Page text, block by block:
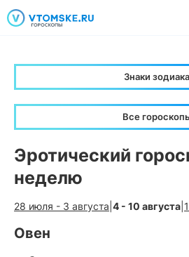
Знаки зодиака
Эротический
неделю
28 июля - 3 августа 4 - 10 августа
Овен
Все